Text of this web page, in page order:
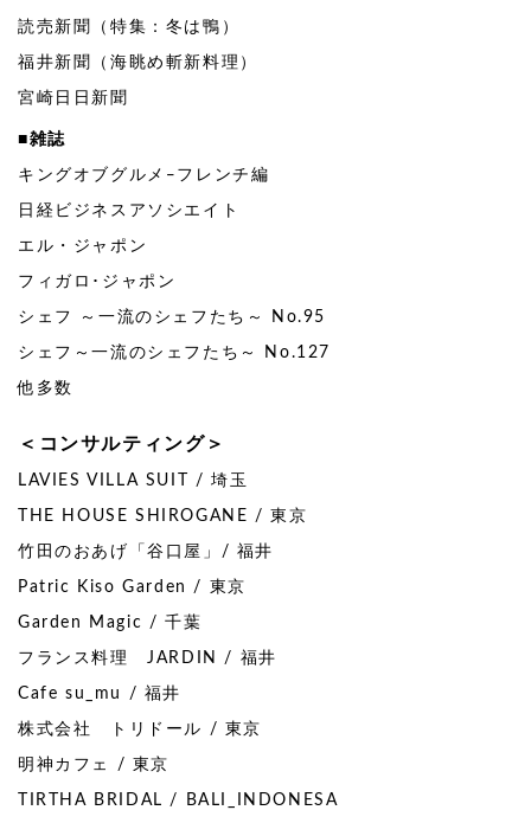
読売新聞（特集：冬は鴨）
福井新聞（海眺め斬新料理）
宮崎日日新聞
■雑誌
キングオブグルメ‒フレンチ編
日経ビジネスアソシエイト
エル・ジャポン
フィガロ･ジャポン
シェフ ～一流のシェフたち～ No.95
シェフ～一流のシェフたち～ No.127
他多数
＜コンサルティング＞
LAVIES VILLA SUIT / 埼玉
THE HOUSE SHIROGANE / 東京
竹田のおあげ「谷口屋」/ 福井
Patric Kiso Garden / 東京
Garden Magic / 千葉
フランス料理 JARDIN / 福井
Cafe su_mu / 福井
株式会社 トリドール / 東京
明神カフェ / 東京
TIRTHA BRIDAL / BALI_INDONESA